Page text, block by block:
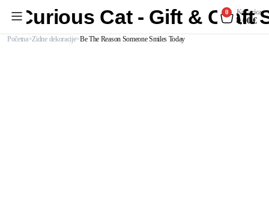
Curious Cat - Gift & Craft
0 Košarica
0,00€
Početna Zidne dekoracije Be The Reason Someone Smiles Today